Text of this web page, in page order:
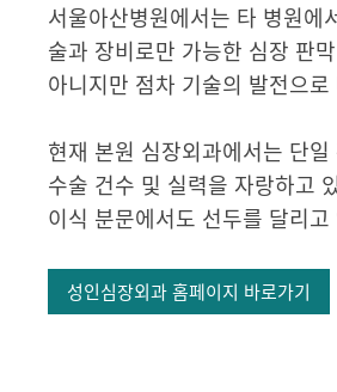
서울아산병원에서는 타 병원
술과 장비로만 가능한 심장 판
아니지만 점차 기술의 발전으
현재 본원 심장외과에서는 단
수술 건수 및 실력을 자랑하고
이식 분문에서도 선두를 달리
성인심장외과 홈페이지 바로가기